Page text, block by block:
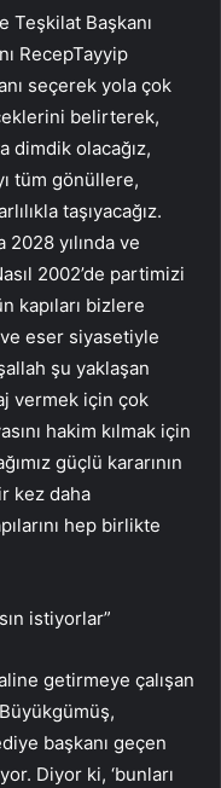
Teşkilat Başkanı
RecepTayyip
seçerek yola çok
belirterek,
dimdik olacağız,
tüm gönüllere,
taşıyacağız.
2028 yılında ve
2002’de partimizi
kapıları bizlere
eser siyasetiyle
şu yaklaşan
vermek için çok
hakim kılmak için
güçlü kararının
kez daha
hep birlikte
istiyorlar”
getirmeye çalışan
başkanı geçen
Diyor ki, ‘bunları